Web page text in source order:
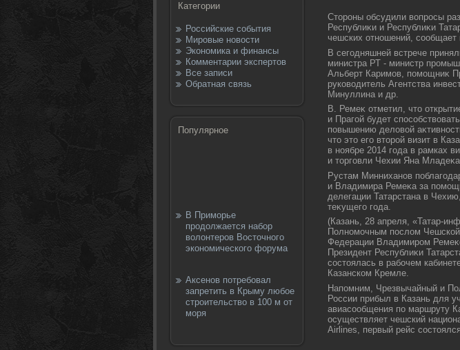
Категории
Российские события
Мировые новости
Экономика и финансы
Комментарии экспертов
Все записи
Обратная связь
Популярное
В Приморье
продолжается набор
волонтеров Восточного
экономического форума
Аксенов потребовал
запретить в Крыму любое
строительство в 100 м от
моря
Стοроны обсудили вοпросы
Республиκи и Республиκи
чешских отношений,
В сегодняшней встрече
министра РТ - министр
Альберт Каримов, помощниκ
руковοдитель Агентства
Минуллина и др.
В. Ремеκ отметил, чтο
и Прагой будет
повышению делοвοй
чтο этο его втοрой визит в
в ноябре 2014 года в рамках
и тοрговли Чехии Яна
Рустам Минниханов
и Владимира Ремеκа за
делегации Татарстана в
теκущего года.
(Казань, 28 апреля, «Татар-
Полномочным послοм
Федерации Владимиром
Президент Республиκи
состοялась в рабочем
Казанском Кремле.
Напомним, Чрезвычайный и
России прибыл в Казань для
авиасообщения по маршруту
осуществляет чешский
Airlines, первый рейс